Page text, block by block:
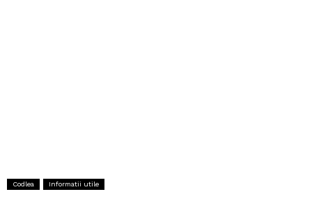
Codlea Informatii utile